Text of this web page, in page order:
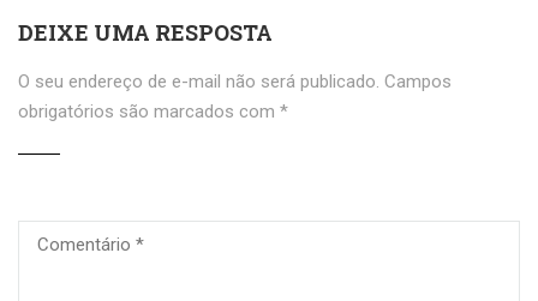
DEIXE UMA RESPOSTA
O seu endereço de e-mail não será publicado. Campos
obrigatórios são marcados com *